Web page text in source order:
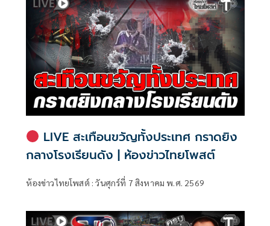
ทุจริตสอบท้องถิ่น
LIVE สะเทือนขวัญทั้งประเทศ กราดยิง
กลางโรงเรียนดัง | ห้องข่าวไทยโพสต์
ห้องข่าวไทยโพสต์ : วันศุกร์ที่ 7 สิงหาคม พ.ศ. 2569